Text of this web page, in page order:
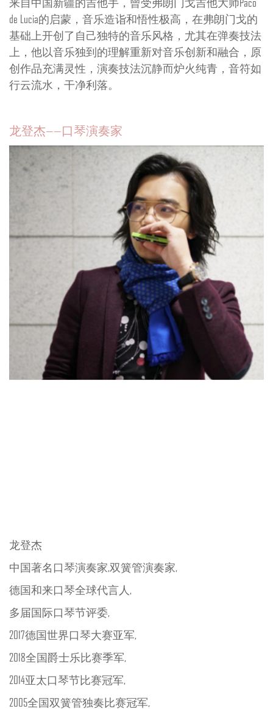
de Lucia的启蒙，音乐造诣和悟性极高，在弗朗门戈的
基础上开创了自己独特的音乐风格，尤其在弹奏技法
上，他以音乐独到的理解重新对音乐创新和融合，原
创作品充满灵性，演奏技法沉静而炉火纯青，音符如
行云流水，干净利落。
龙登杰——口琴演奏家
龙登杰
中国著名口琴演奏家,双簧管演奏家,
德国和来口琴全球代言人,
多届国际口琴节评委,
2017德国世界口琴大赛亚军,
2018全国爵士乐比赛季军,
2014亚太口琴节比赛冠军,
2005全国双簧管独奏比赛冠军,